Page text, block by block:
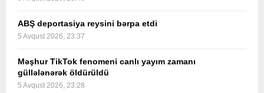
ABŞ deportasiya reysini bərpa etdi
5 Avqust 2026, 23:37
Məşhur TikTok fenomeni canlı yayım zamanı
güllələnərək öldürüldü
5 Avqust 2026, 23:28